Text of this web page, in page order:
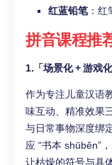
红蓝铅笔：红
拼音课程推
1.「场景化 + 游戏
作为专注儿童汉语
味互动、精准效果
与日常事物深度绑
应 “书本 shūběn”
让枯燥的符号与具